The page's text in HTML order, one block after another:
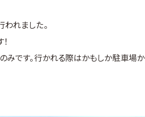
れました。
みです。行かれる際はかもしか駐車場か